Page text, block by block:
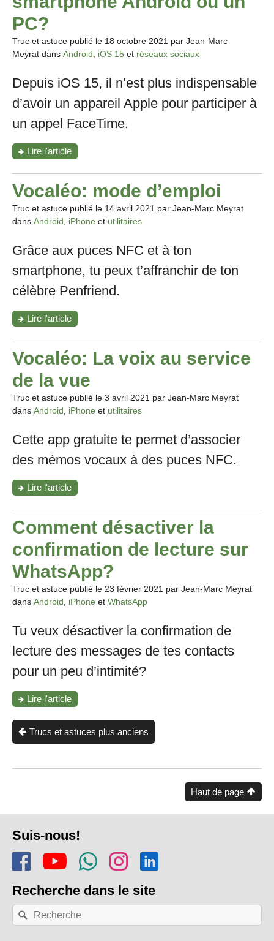
tes
PC?
Truc et astuce publié le 18 octobre 2021 par Jean-Marc
Meyrat dans Android iOS 15 et réseaux sociaux
Depuis iOS 15, il n’est plus indispensable
d’avoir un appareil Apple pour participer à
un appel FaceTime.
Lire l'article"Comment
participer
à
appel
FaceTime
depuis
un
Android
ou
un
Vocaléo: mode d’emploi
Truc et astuce publié le 14 avril 2021 par Jean-Marc Meyrat
dans Android iPhone et utilitaires
Grâce aux puces NFC et à ton
smartphone, tu peux t’affranchir de ton
célèbre Penfriend.
Lire l'article"Vocaléo:
mode
d’emploi"
Vocaléo: La voix au service
de la vue
Truc et astuce publié le 3 avril 2021 par Jean-Marc Meyrat
dans Android iPhone et utilitaires
Cette app gratuite te permet d’associer
des mémos vocaux à des puces NFC.
Lire l'article"Vocaléo:
La
voix
service
la
vue"
Comment désactiver la
confirmation de lecture sur
WhatsApp?
Truc et astuce publié le 23 février 2021 par Jean-Marc Meyrat
dans Android iPhone et WhatsApp
Tu veux désactiver la confirmation de
lecture des messages de tes contacts
pour un peu d’intimité?
Lire l'article"Comment
désactiver
la
confirmation
de
Trucs et astuces plus anciens
Haut de page
de
page
Suis-nous!
Rejoins-nous sur Facebook
Regarde-nous sur
Rejoins notre
Suis-nous sur
Recherche dans le site
Recherche
par
Rechercher